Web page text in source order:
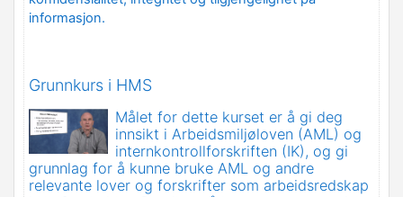
informasjon.
Grunnkurs i HMS
Målet for dette kurset er å gi deg
innsikt i Arbeidsmiljøloven (AML) og
internkontrollforskriften (IK), og gi
grunnlag for å kunne bruke AML og andre
relevante lover og forskrifter som arbeidsredskap